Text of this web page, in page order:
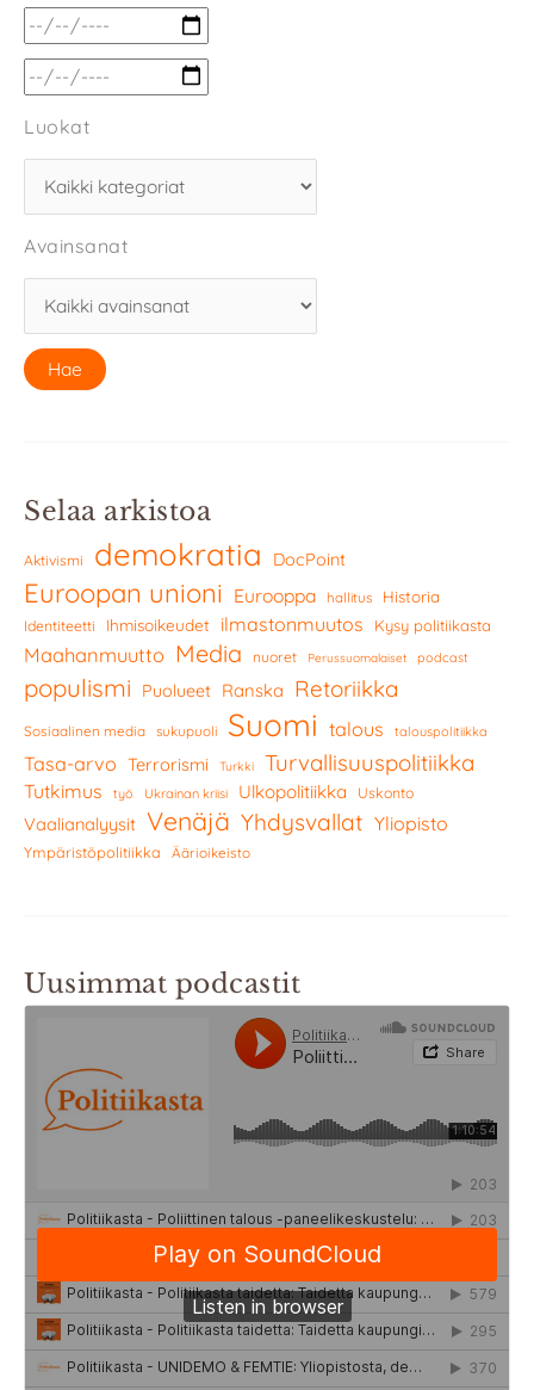
Luokat
Avainsanat
Selaa arkistoa
Aktivismi demokratia DocPoint
Euroopan unioni Eurooppa hallitus Historia
Identiteetti Ihmisoikeudet ilmastonmuutos Kysy politiikasta
Maahanmuutto Media nuoret Perussuomalaiset podcast
populismi Puolueet Ranska Retoriikka
Sosiaalinen media sukupuoli Suomi talous talouspolitiikka
Tasa-arvo Terrorismi Turkki Turvallisuuspolitiikka
Tutkimus työ Ukrainan kriisi Ulkopolitiikka Uskonto
Vaalianalyysit Venäjä Yhdysvallat Yliopisto
Ympäristöpolitiikka Äärioikeisto
Uusimmat podcastit